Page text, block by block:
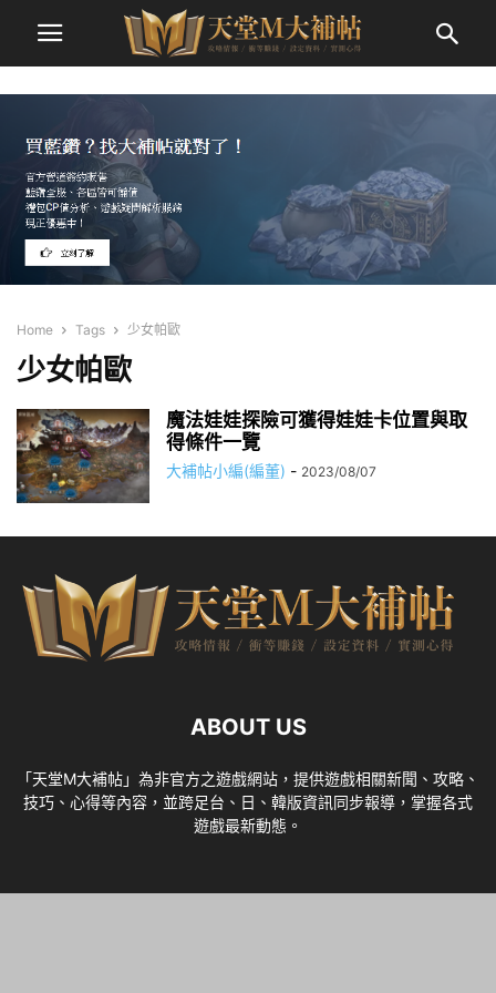
Home Tags 少女帕歐
少女帕歐
魔法娃娃探險可獲得娃娃卡位置與取
得條件一覽
大補帖小編(編董) - 2023/08/07
ABOUT US
「天堂M大補帖」為非官方之遊戲網站，提供遊戲相關新聞、攻略、
技巧、心得等內容，並跨足台、日、韓版資訊同步報導，掌握各式
遊戲最新動態。